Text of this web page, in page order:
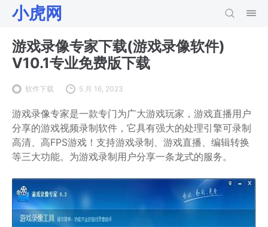
小虎网
游戏录像专家下载(游戏录像软件)
V10.1专业免费版下载
软件下载 5 月 16, 2023
游戏录像专家是一款专门为广大游戏玩家，游戏直播用户
分享的游戏视频录制软件，它具有强大的处理引擎可录制
高清、高FPS游戏！支持游戏录制、游戏直播、编辑转换
等三大功能。为游戏录制用户分享一条龙式的服务。